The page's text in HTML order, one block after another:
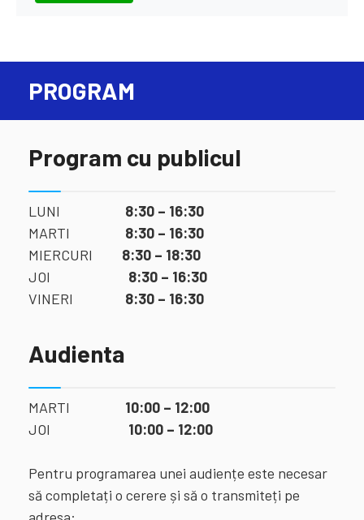
PROGRAM
Program cu publicul
LUNI 8:30 – 16:30
MARTI 8:30 – 16:30
MIERCURI 8:30 – 18:30
JOI 8:30 – 16:30
VINERI 8:30 – 16:30
Audienta
MARTI 10:00 – 12:00
JOI 10:00 – 12:00
Pentru programarea unei audiențe este necesar
să completați o cerere și să o transmiteți pe